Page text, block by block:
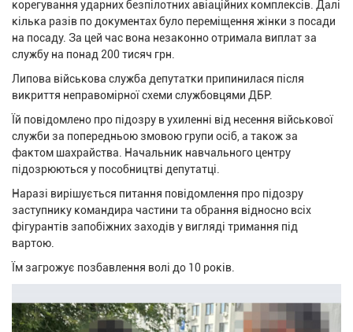
корегування ударних безпілотних авіаційних комплексів. Далі
кілька разів по документах було переміщення жінки з посади
на посаду. За цей час вона незаконно отримала виплат за
службу на понад 200 тисяч грн.
Липова військова служба депутатки припинилася після
викриття неправомірної схеми службовцями ДБР.
Їй повідомлено про підозру в ухиленні від несення військової
служби за попередньою змовою групи осіб, а також за
фактом шахрайства. Начальник навчального центру
підозрюються у пособництві депутатці.
Наразі вирішується питання повідомлення про підозру
заступнику командира частини та обрання відносно всіх
фігурантів запобіжних заходів у вигляді тримання під
вартою.
Їм загрожує позбавлення волі до 10 років.